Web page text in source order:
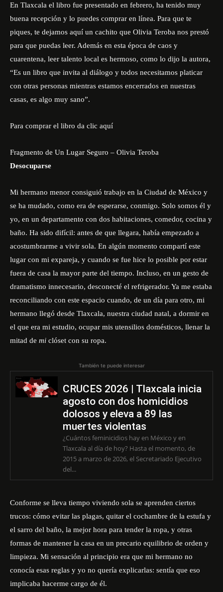
En Tlaxcala el libro fue presentado en febrero, ha tenido muy
buena recepción y lo puedes comprar en línea. Para que te
piques, te dejamos aquí un cachito que Olivia Teroba nos prestó
para que puedas leer. Además en esta época de caos y
cuarentena, leer talento local es hermoso, como lo dijo la autora,
“Es un libro que invita al diálogo y todos necesitamos platicar
con otras personas mientras estamos encerrados en nuestras
casas, es algo muy sano”.
Para comprar el libro da clic aquí
Fragmento de Un Lugar Seguro – Olivia Teroba
Desocuparse
Mi hermano menor consiguió trabajo en la Ciudad de México y
se ha mudado, como era de esperarse, conmigo. Solo somos él y
yo, en un departamento con dos habitaciones, comedor, cocina y
baño. Ha sido difícil: antes de que llegara, había empezado a
acostumbrarme a vivir sola. En algún momento compartí este
lugar con mi expareja, y cuando se fue hice lo posible por estar
fuera de casa la mayor parte del tiempo. Incluso, en un gesto de
dramatismo innecesario, desconecté el refrigerador. Ya me estaba
reconciliando con este espacio cuando, de un día para otro, mi
hermano llegó desde Tlaxcala, nuestra ciudad natal, a dormir en
el que era mi estudio, ocupar mis utensilios domésticos, llenar la
mitad de mi clóset con su ropa.
También te puede interesar
CRUCES 2026 | Tlaxcala inicia
agosto con dos homicidios
dolosos y eleva a 89 las
muertes violentas
¿Cuántos feminicidios hay en México y en
Tlaxcala al día de hoy? Hasta el momento, de
2015 a marzo de 2026, el Secretariado Ejecutivo
del...
Conforme se lleva tiempo viviendo sola se aprenden ciertos
trucos: cómo evitar las plagas, quitar el cochambre de la estufa y
el sarro del baño, la mejor hora para tender la ropa, y otras
formas de mantener la casa en un precario equilibrio de orden y
limpieza. Mi sensación al principio era que mi hermano no
conocía esas reglas y yo no quería explicarlas: sentía que eso
implicaba hacerme cargo de él.